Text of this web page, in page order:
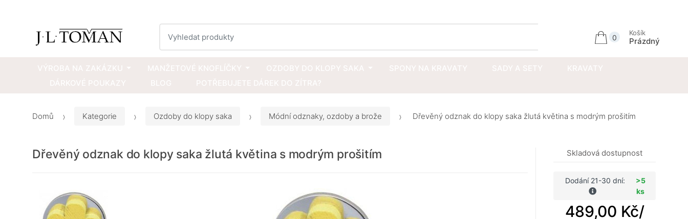
0
Košík
Prázdný
Domů Kategorie Ozdoby do klopy saka Módní odznaky, ozdoby a brože Dřevěný odznak do klopy saka žlutá květina s modrým prošitím
Dřevěný odznak do klopy saka žlutá květina s modrým prošitím Skladová dostupnost
Dodání 21-30 dní:
>5
ks
489,00 Kč/